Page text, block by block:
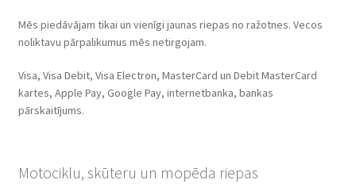
Mēs piedāvājam tikai un vienīgi jaunas riepas no ražotnes. Vecos
noliktavu pārpalikumus mēs netirgojam.
Visa, Visa Debit, Visa Electron, MasterCard un Debit MasterCard
kartes, Apple Pay, Google Pay, internetbanka, bankas
pārskaitījums.
Motociklu, skūteru un mopēda riepas